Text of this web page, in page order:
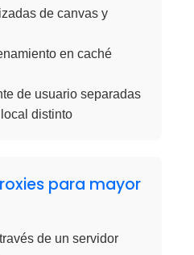
de canvas y
en caché
de usuario separadas
distinto
para mayor
de un servidor